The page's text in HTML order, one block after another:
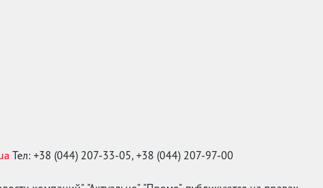
Тел: +38 (044) 207-33-05, +38 (044) 207-97-00